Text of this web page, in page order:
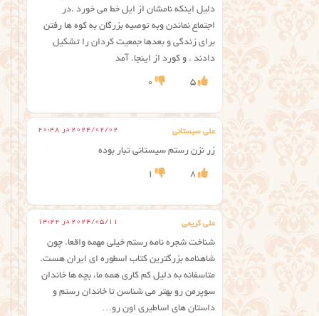
دلیل اینکه نامشان از ایل خط می خورد .در
اجتماع نماندن وبه توصیه بزرگان به کوه ها رفتن
برای زندگی و بعدها جمعیت کردان را تشکیل
دادند . و کورد از اینجا. آمد
5
0
علی سیستانی 2024/02/02 در 20:48
زر نزن رستم سیستانی تبار بوده
8
1
علی کریمی 2024/05/11 در 14:22
شناخت شجره نامه رستم خیلی مهمه واقعا. چون
شاهنامه بزرگترین کتاب اسطوره ای ایران هست.
متاسفانه به دلیل کم کاری همه ما، بچه ها خاندان
سوپرمن رو بهتر می شناسن تا خاندان رستم و
داستان های اساطیری اون رو…